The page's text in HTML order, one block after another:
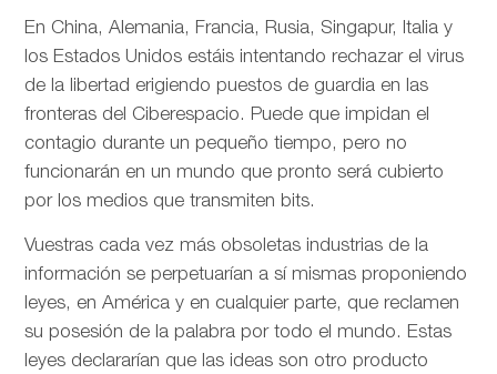
En China, Alemania, Francia, Rusia, Singapur, Italia y
los Estados Unidos estáis intentando rechazar el virus
de la libertad erigiendo puestos de guardia en las
fronteras del Ciberespacio. Puede que impidan el
contagio durante un pequeño tiempo, pero no
funcionarán en un mundo que pronto será cubierto
por los medios que transmiten bits.
Vuestras cada vez más obsoletas industrias de la
información se perpetuarían a sí mismas proponiendo
leyes, en América y en cualquier parte, que reclamen
su posesión de la palabra por todo el mundo. Estas
leyes declararían que las ideas son otro producto